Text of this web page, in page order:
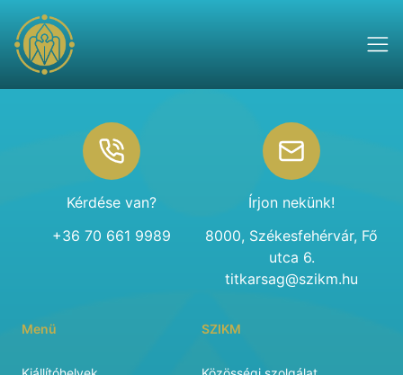
Kérdése van?
+36 70 661 9989
Írjon nekünk!
8000, Székesfehérvár, Fő
utca 6.
titkarsag@szikm.hu
Menü SZIKM